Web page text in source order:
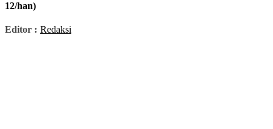
12/han)
Editor : Redaksi